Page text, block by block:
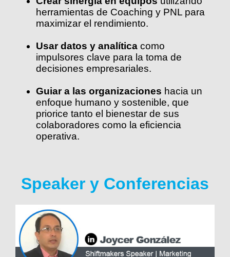
herramientas de Coaching y PNL para
maximizar el rendimiento.
Usar datos y analítica como
impulsores clave para la toma de
decisiones empresariales.
Guiar a las organizaciones hacia un
enfoque humano y sostenible, que
priorice tanto el bienestar de sus
colaboradores como la eficiencia
operativa.
Speaker y Conferencias